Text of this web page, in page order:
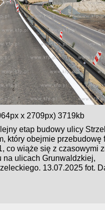
x 2709px) 3719kb
etap budowy ulicy
który obejmie przebudowę
co wiąże się z czasowymi
na ulicach Grunwaldzkiej,
13.07.2025 fot.